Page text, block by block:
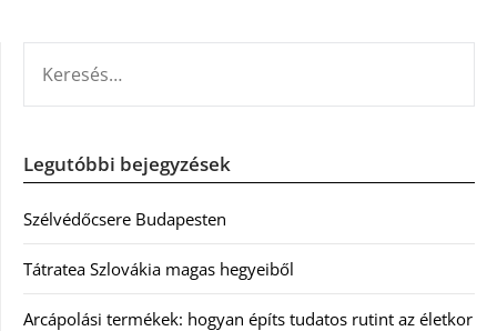
Legutóbbi bejegyzések
Szélvédőcsere Budapesten
Tátratea Szlovákia magas hegyeiből
Arcápolási termékek: hogyan építs tudatos rutint az életkor